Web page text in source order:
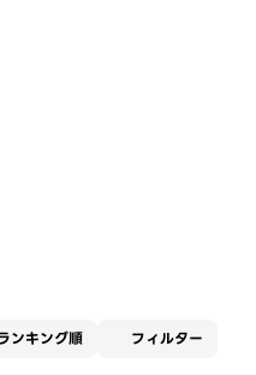
ンキング順 フィルター